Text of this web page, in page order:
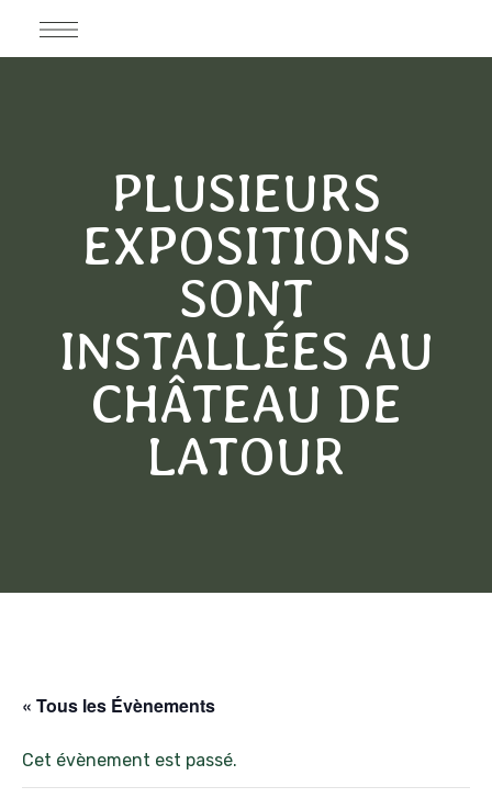
PLUSIEURS
EXPOSITIONS
SONT
INSTALLÉES AU
CHÂTEAU DE
LATOUR
« Tous les Évènements
Cet évènement est passé.